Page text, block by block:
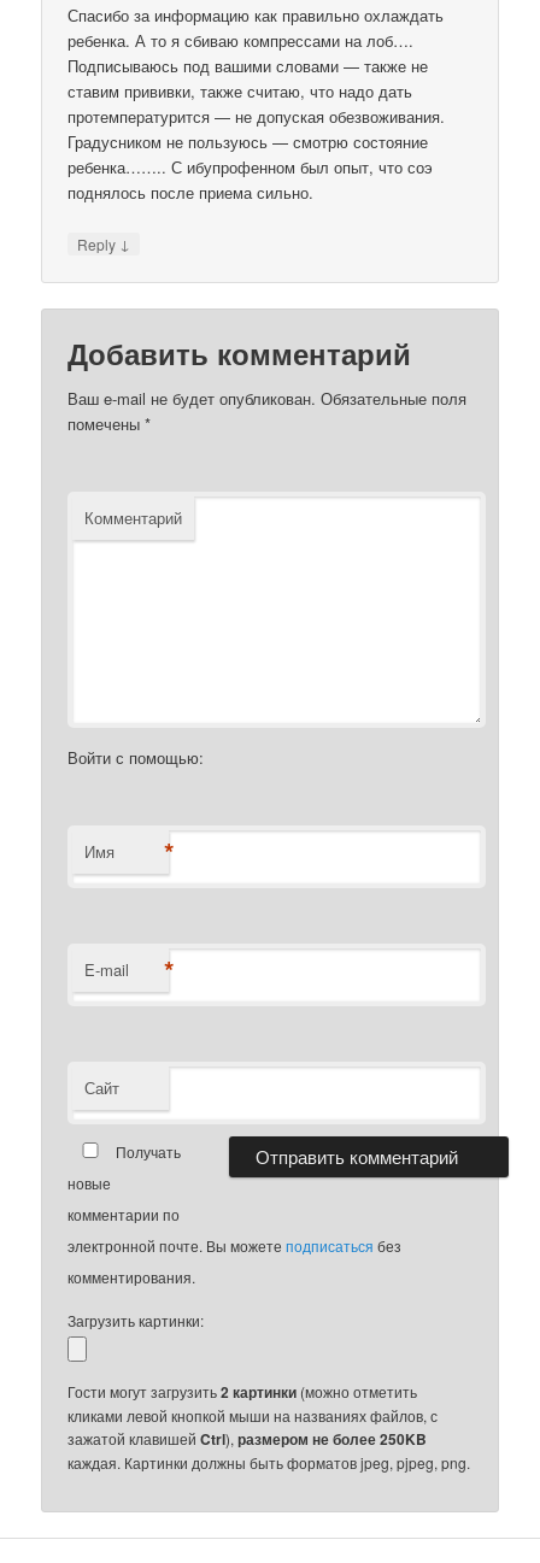
Спасибо за информацию как правильно охлаждать
ребенка. А то я сбиваю компрессами на лоб….
Подписываюсь под вашими словами — также не
ставим прививки, также считаю, что надо дать
протемпературится — не допуская обезвоживания.
Градусником не пользуюсь — смотрю состояние
ребенка…….. С ибупрофенном был опыт, что соэ
поднялось после приема сильно.
Reply ↓
Добавить комментарий
Ваш e-mail не будет опубликован. Обязательные поля
помечены*
Комментарий
Войти с помощью:
Имя *
E-mail *
Сайт
Получать
новые
комментарии по
электронной почте. Вы можетеподписаться без
комментирования.
Загрузить картинки:
Гости могут загрузить2 картинки (можно отметить
кликами левой кнопкой мыши на названиях файлов, с
зажатой клавишейCtrl),размером не более 250KB
каждая. Картинки должны быть форматов jpeg, pjpeg, png.